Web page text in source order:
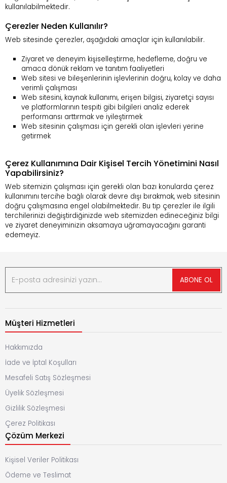
kullanılabilmektedir.
Çerezler Neden Kullanılır?
Web sitesinde çerezler, aşağıdaki amaçlar için kullanılabilir.
Ziyaret ve deneyim kişiselleştirme, hedefleme, doğru ve
amaca dönük reklam ve tanıtım faaliyetleri
Web sitesi ve bileşenlerinin işlevlerinin doğru, kolay ve daha
verimli çalışması
Web sitesini, kaynak kullanımı, erişen bilgisi, ziyaretçi sayısı
ve platformlarının tespiti gibi bilgileri analiz ederek
performansı arttırmak ve iyileştirmek
Web sitesinin çalışması için gerekli olan işlevleri yerine
getirmek
Çerez Kullanımına Dair Kişisel Tercih Yönetimini Nasıl
Yapabilirsiniz?
Web sitemizin çalışması için gerekli olan bazı konularda çerez
kullanımını tercihe bağlı olarak devre dışı bırakmak, web sitesinin
doğru çalışmasına engel olabilmektedir. Bu tip çerezler ile ilgili
terchilerinizi değiştirdiğinizde web sitemizden edineceğiniz bilgi
ve ziyaret deneyiminizin aksamaya uğramayacağını garanti
edemeyiz.
ABONE OL
Müşteri Hizmetleri
Hakkımızda
İade ve İptal Koşulları
Mesafeli Satış Sözleşmesi
Üyelik Sözleşmesi
Gizlilik Sözleşmesi
Çerez Politikası
Çözüm Merkezi
Kişisel Veriler Politikası
Ödeme ve Teslimat